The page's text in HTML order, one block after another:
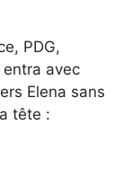
PDG,
entra avec
Elena sans
tête :